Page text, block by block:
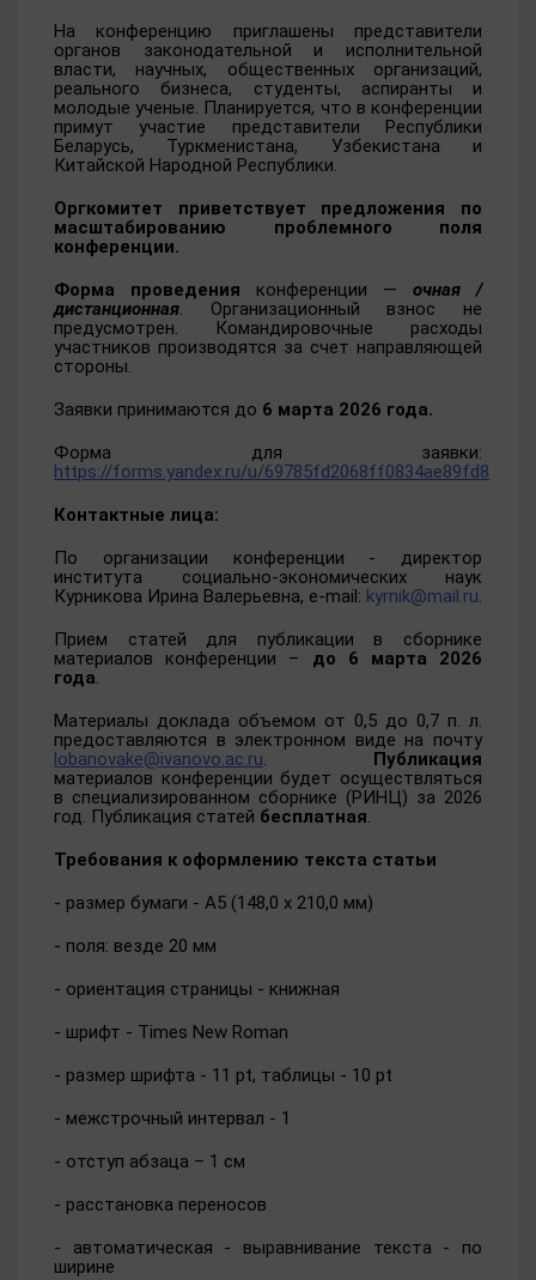
На конференцию приглашены представители
органов законодательной и исполнительной
власти, научных, общественных организаций,
реального бизнеса, студенты, аспиранты и
молодые ученые. Планируется, что в конференции
примут участие представители Республики
Беларусь, Туркменистана, Узбекистана и
Китайской Народной Республики.
Оргкомитет приветствует предложения по
масштабированию проблемного поля
конференции.
Форма проведения конференции — очная /
дистанционная . Организационный взнос не
предусмотрен. Командировочные расходы
участников производятся за счет направляющей
стороны.
Заявки принимаются до 6 марта 2026 года.
Форма для заявки:
https://forms.yandex.ru/u/69785fd2068ff0834ae89fd8
Контактные лица:
По организации конференции - директор
института социально-экономических наук
Курникова Ирина Валерьевна, e-mail: kyrnik@mail.ru
Прием статей для публикации в сборнике
материалов конференции – до 6 марта 2026
года
Материалы доклада объемом от 0,5 до 0,7 п. л.
предоставляются в электронном виде на почту
lobanovake@ivanovo.ac.ru
Публикация
материалов конференции будет осуществляться
в специализированном сборнике (РИНЦ) за 2026
год. Публикация статей бесплатная
Требования к оформлению текста статьи
- размер бумаги - А5 (148,0 х 210,0 мм)
- поля: везде 20 мм
- ориентация страницы - книжная
- шрифт - Times New Roman
- размер шрифта - 11 pt, таблицы - 10 pt
- межстрочный интервал - 1
- отступ абзаца – 1 см
- расстановка переносов
- автоматическая - выравнивание текста - по
ширине